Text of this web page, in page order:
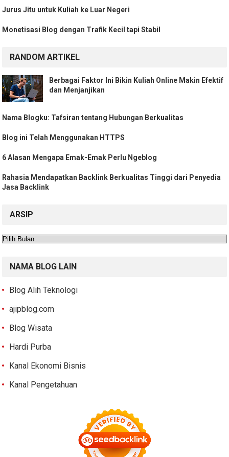
Jurus Jitu untuk Kuliah ke Luar Negeri
Monetisasi Blog dengan Trafik Kecil tapi Stabil
RANDOM ARTIKEL
Berbagai Faktor Ini Bikin Kuliah Online Makin Efektif
dan Menjanjikan
Nama Blogku: Tafsiran tentang Hubungan Berkualitas
Blog ini Telah Menggunakan HTTPS
6 Alasan Mengapa Emak-Emak Perlu Ngeblog
Rahasia Mendapatkan Backlink Berkualitas Tinggi dari Penyedia
Jasa Backlink
ARSIP
Arsip
NAMA BLOG LAIN
Blog Alih Teknologi
ajipblog.com
Blog Wisata
Hardi Purba
Kanal Ekonomi Bisnis
Kanal Pengetahuan